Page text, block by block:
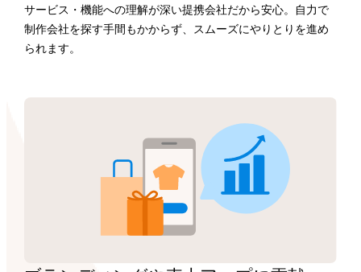
サービス・機能への理解が深い提携会社だから安心。自力で
制作会社を探す手間もかからず、スムーズにやりとりを進め
られます。